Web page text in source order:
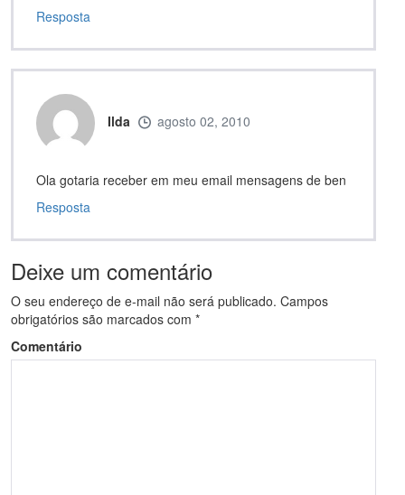
Resposta
Ilda agosto 02, 2010
Ola gotaria receber em meu email mensagens de ben
Resposta
Deixe um comentário
O seu endereço de e-mail não será publicado. Campos
obrigatórios são marcados com *
Comentário